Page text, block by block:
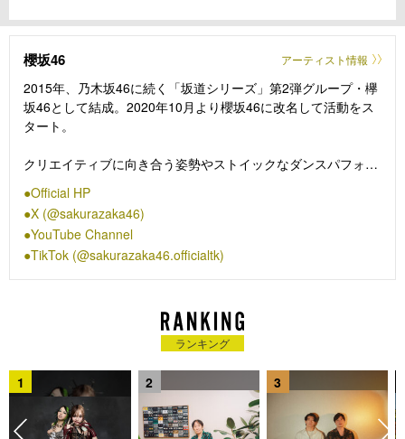
櫻坂46 アーティスト情報
2015年、乃木坂46に続く「坂道シリーズ」第2弾グループ・欅
坂46として結成。2020年10月より櫻坂46に改名して活動をス
タート。
クリエイティブに向き合う姿勢やストイックなダンスパフォー
作品や楽曲を体現している。作品を発表する度にSNSでのトレ
ンドや各ランキングなどでも1位を獲得し続けている。日本国
内ではドーム・スタジアム規模の公演を行い、海外でのイベン
トにも多数出演、2023年にはアジアで活躍中のアーティストが
集結する祭典「2023 Asia Artist Awards IN THE
二部門にて受賞、日本人アーティストとして初の快挙となっ
た。2025年は、東京ドーム・京セラドーム大阪5daysを含む、
全国5都市を巡るツアーを敢行し、合計で26万人を動員した。
そして2026年、女性グループとしては初となるMUFGスタジア
ム（国立競技場）にて単独公演を開催し、14万人を動員した。
2027年はアジアツアーも開催予定。日本のみならず海外でも多
くの評価を得ている、稀有なアイドルグループ。
Official HP
X (@sakurazaka46)
YouTube Channel
TikTok (@sakurazaka46.officialtk)
ランキング
1 2 3